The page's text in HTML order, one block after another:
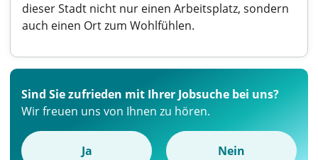
dieser Stadt nicht nur einen Arbeitsplatz, sondern
auch einen Ort zum Wohlfühlen.
Sind Sie zufrieden mit Ihrer Jobsuche bei uns?
Wir freuen uns von Ihnen zu hören.
Ja Nein